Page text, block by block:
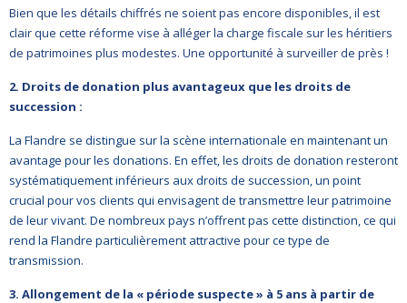
Bien que les détails chiffrés ne soient pas encore disponibles, il est
clair que cette réforme vise à alléger la charge fiscale sur les héritiers
de patrimoines plus modestes. Une opportunité à surveiller de près !
2. Droits de donation plus avantageux que les droits de
succession :
La Flandre se distingue sur la scène internationale en maintenant un
avantage pour les donations. En effet, les droits de donation resteront
systématiquement inférieurs aux droits de succession, un point
crucial pour vos clients qui envisagent de transmettre leur patrimoine
de leur vivant. De nombreux pays n’offrent pas cette distinction, ce qui
rend la Flandre particulièrement attractive pour ce type de
transmission.
3. Allongement de la « période suspecte » à 5 ans à partir de